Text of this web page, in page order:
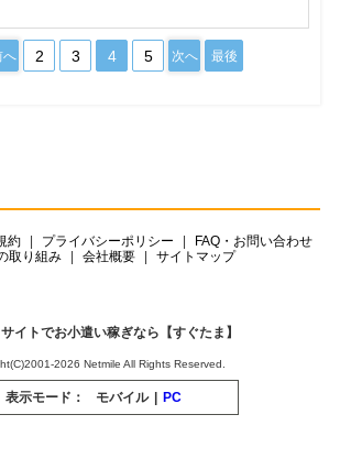
へ 2 3 4 5 次へ 最後
約 プライバシーポリシー
FAQ・お問い合わせ
取り組み
会社概要 サイトマップ
イトでお小遣い稼ぎなら【すぐたま】
2026 Netmile All Rights Reserved.
表示モード： モバイル PC